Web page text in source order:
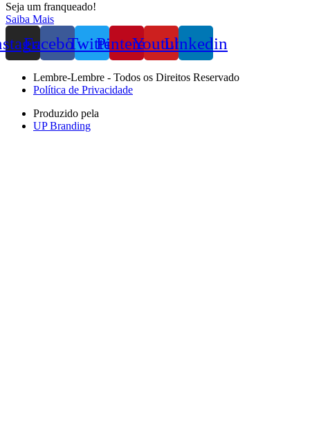
Seja um franqueado!
Saiba Mais
FacebookTwitterPinterestYoutubeLinkedin
Lembre-Lembre - Todos os Direitos Reservado
Política de Privacidade
Produzido pela
UP Branding